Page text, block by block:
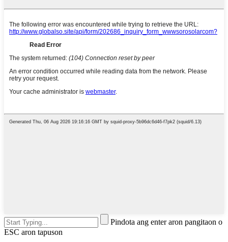
Pindota ang enter aron pangitaon o
ESC aron tapuson